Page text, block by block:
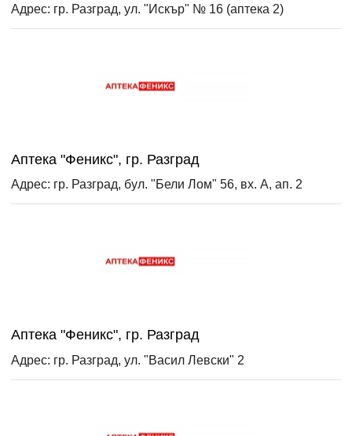
Адрес: гр. Разград, ул. "Искър" № 16 (аптека 2)
Аптека "Феникс", гр. Разград
Адрес: гр. Разград, бул. "Бели Лом" 56, вх. А, ап. 2
Аптека "Феникс", гр. Разград
Адрес: гр. Разград, ул. "Васил Левски" 2